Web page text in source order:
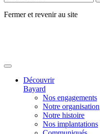
Fermer et revenir au site
Découvrir
Bayard
Nos engagements
Notre organisation
Notre histoire
Nos implantations